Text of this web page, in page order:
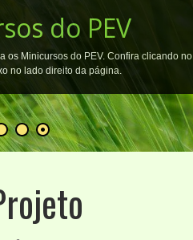
do PEV
os Minicursos do PEV. Confira clicando no
no lado direito da página.